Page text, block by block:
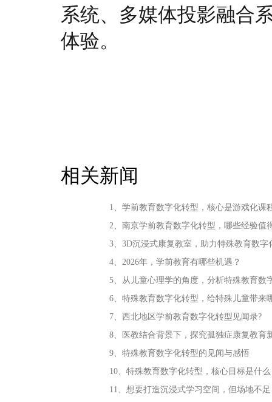
系统、多媒体投影融合
体验。
相关新闻
1、学前教育数字化转型，核心是游戏化课
2、南京学前教育数字化转型，哪些经验值
3、3D沉浸式康复教室，助力特殊教育数字
4、2026年，学前教育有哪些机遇？
5、从儿童心理学的角度，分析特殊教育数
6、特殊教育数字化转型，给特殊儿童带来
7、西北地区学前教育数字化转型见闻录?
8、医教结合背景下，探究孤独症康复教育
9、特殊教育数字化转型的见闻与感悟
10、特殊教育数字化转型，核心目标是什
11、想要打造沉浸式学习空间，但场地不